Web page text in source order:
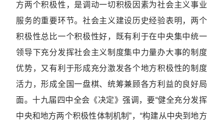
方两个积极性，是调动一切积极因素为社会主义事业
服务的重要环节。社会主义建设历史经验表明，两个
积极性总比一个积极性好，既有利于在中央集中统一
领导下充分发挥社会主义制度集中力量办大事的制度
优势，又有利于形成充分激发各个地方积极性的制度
活力，形成全国一盘棋、统筹兼顾各方利益的良好局
面。十九届四中全会《决定》强调，要“健全充分发挥
中央和地方两个积极性体制机制”，“构建从中央到地方